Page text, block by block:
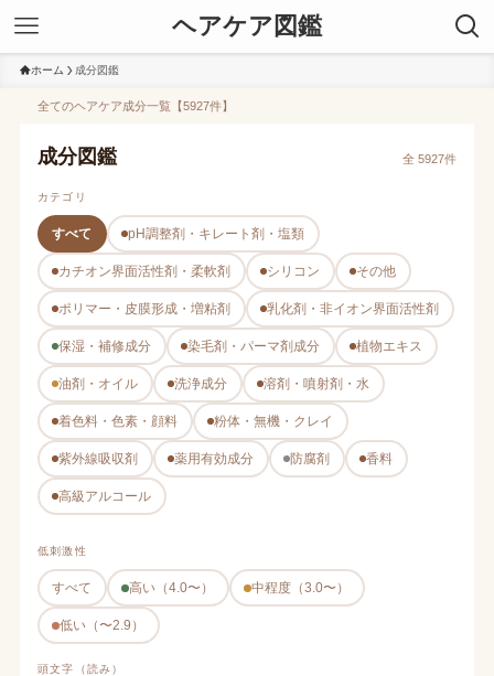
ヘアケア図鑑
ホーム 成分図鑑
全てのヘアケア成分一覧【5927件】
成分図鑑 全 5927件
カテゴリ
すべて pH調整剤・キレート剤・塩類
カチオン界面活性剤・柔軟剤 シリコン その他
ポリマー・皮膜形成・増粘剤 乳化剤・非イオン界面活性剤
保湿・補修成分 染毛剤・パーマ剤成分 植物エキス
油剤・オイル 洗浄成分 溶剤・噴射剤・水
着色料・色素・顔料 粉体・無機・クレイ
紫外線吸収剤 薬用有効成分 防腐剤 香料
高級アルコール
低刺激性
すべて 高い（4.0〜） 中程度（3.0〜）
低い（〜2.9）
頭文字（読み）